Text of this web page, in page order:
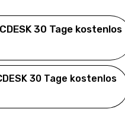
30 Tage kostenlos
30 Tage kostenlos